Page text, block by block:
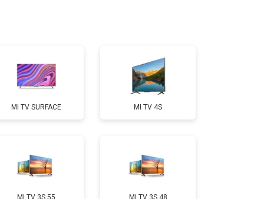
2600 ₽ Заказать
3500 ₽ Заказать
5200 ₽ Заказать
MI TV SURFACE MI TV 4S
MI TV 3S 55 MI TV 3S 48